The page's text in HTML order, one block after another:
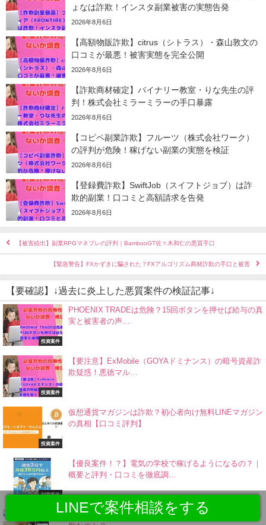
ょなは詐欺！インスタ副業被害の実態告発
2026年8月6日
【高額物販詐欺】citrus（シトラス）・森山敦文の
口コミが最悪！被害実態を完全公開
2026年8月6日
【詐欺商材確定】バイナリー教室・りな先生の評
判！株式会社ミラーミラーの手口暴露
2026年8月6日
【コピペ副業詐欺】フルーツ（株式会社ワーク）
の評判が危険！稼げない副業の実態を検証
2026年8月6日
【登録費詐欺】SwiftJob（スイフトジョブ）は詐
欺的副業！口コミと高額請求を告発
2026年8月6日
【被害続出】副業RPGマネプレの評判｜BambooGT佐々木和仁の悪質手口
【緊急警告】FXかずきに騙された？FXアルゴリズム商材詐欺の手口と被害
【要確認】↓過去に炎上した悪質案件の検証記事↓
投資案件
PHOENIX TRADEは危険？15回ボタンを押せば給与の真
実と被害者の声…
投資案件
【要注意】ExMobile（GOYAドミナンス）の暗号資産詐
欺疑惑！悪徳マル…
投資案件
仮想通貨マガジンは詐欺？初心者向け無料LINEマガジン
の真相【口コミ評判】
副業案件
【優良案件！？】電気の学校で稼げるようになるの？｜
概要と評判・口コミを徹底調…
小沢恭介｜Bit Style Club（ビットスタイルクラブ）は詐
LINEで案件相談をする